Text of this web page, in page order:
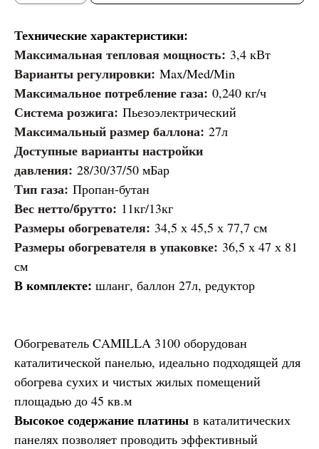
Технические характеристики:
Максимальная тепловая мощность: 3,4 кВт
Варианты регулировки: Max/Med/Min
Максимальное потребление газа: 0,240 кг/ч
Система розжига: Пьезоэлектрический
Максимальный размер баллона: 27л
Доступные варианты настройки
давления: 28/30/37/50 мБар
Тип газа: Пропан-бутан
Вес нетто/брутто: 11кг/13кг
Размеры обогревателя: 34,5 х 45,5 х 77,7 см
Размеры обогревателя в упаковке: 36,5 х 47 х 81
см
В комплекте: шланг, баллон 27л, редуктор
Обогреватель CAMILLA 3100 оборудован
каталитической панелью, идеально подходящей для
обогрева сухих и чистых жилых помещений
площадью до 45 кв.м
Высокое содержание платины в каталитических
панелях позволяет проводить эффективный